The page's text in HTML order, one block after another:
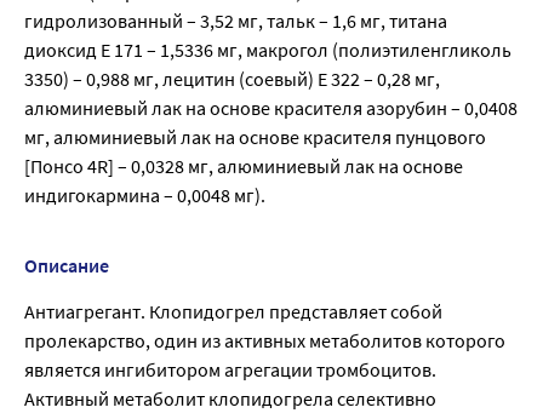
гидролизованный – 3,52 мг, тальк – 1,6 мг, титана
диоксид Е 171 – 1,5336 мг, макрогол (полиэтиленгликоль
3350) – 0,988 мг, лецитин (соевый) Е 322 – 0,28 мг,
алюминиевый лак на основе красителя азорубин – 0,0408
мг, алюминиевый лак на основе красителя пунцового
[Понсо 4R] – 0,0328 мг, алюминиевый лак на основе
индигокармина – 0,0048 мг).
Описание
Антиагрегант. Клопидогрел представляет собой
пролекарство, один из активных метаболитов которого
является ингибитором агрегации тромбоцитов.
Активный метаболит клопидогрела селективно